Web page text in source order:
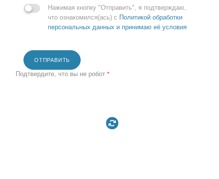
Нажимая кнопку "Отправить", я подтверждаю,
что ознакомился(ась) с Политикой обработки
персональных данных и принимаю её условия
ОТПРАВИТЬ
Подтвердите, что вы не робот *